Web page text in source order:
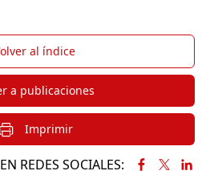
al índice
a publicaciones
Imprimir
REDES SOCIALES: